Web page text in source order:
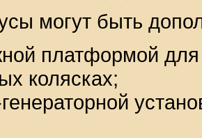
могут быть
платформой
колясках;